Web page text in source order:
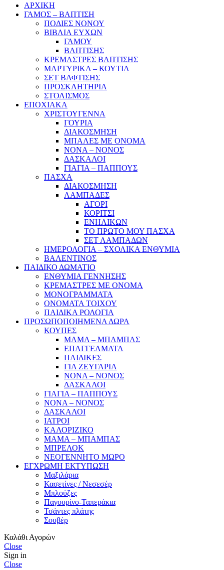
ΑΡΧΙΚΗ
ΓΑΜΟΣ – ΒΑΠΤΙΣΗ
ΠΟΔΙΕΣ ΝΟΝΟΥ
ΒΙΒΛΙΑ ΕΥΧΩΝ
ΓΑΜΟΥ
ΒΑΠΤΙΣΗΣ
ΚΡΕΜΑΣΤΡΕΣ ΒΑΠΤΙΣΗΣ
ΜΑΡΤΥΡΙΚΑ – ΚΟΥΤΙΑ
ΣΕΤ ΒΑΦΤΙΣΗΣ
ΠΡΟΣΚΛΗΤΗΡΙΑ
ΣΤΟΛΙΣΜΟΣ
ΕΠΟΧΙΑΚΑ
ΧΡΙΣΤΟΥΓΕΝΝΑ
ΓΟΥΡΙΑ
ΔΙΑΚΟΣΜΗΣΗ
ΜΠΑΛΕΣ ΜΕ ΟΝΟΜΑ
ΝΟΝΑ – ΝΟΝΟΣ
ΔΑΣΚΑΛΟΙ
ΓΙΑΓΙΑ – ΠΑΠΠΟΥΣ
ΠΑΣΧΑ
ΔΙΑΚΟΣΜΗΣΗ
ΛΑΜΠΑΔΕΣ
ΑΓΟΡΙ
ΚΟΡΙΤΣΙ
ΕΝΗΛΙΚΩΝ
ΤΟ ΠΡΩΤΟ ΜΟΥ ΠΑΣΧΑ
ΣΕΤ ΛΑΜΠΑΔΩΝ
ΗΜΕΡΟΛΟΓΙΑ – ΣΧΟΛΙΚΑ ΕΝΘΥΜΙΑ
ΒΑΛΕΝΤΙΝΟΣ
ΠΑΙΔΙΚΟ ΔΩΜΑΤΙΟ
ΕΝΘΥΜΙΑ ΓΕΝΝΗΣΗΣ
ΚΡΕΜΑΣΤΡΕΣ ΜΕ ΟΝΟΜΑ
ΜΟΝΟΓΡΑΜΜΑΤΑ
ΟΝΟΜΑΤΑ ΤΟΙΧΟΥ
ΠΑΙΔΙΚΑ ΡΟΛΟΓΙΑ
ΠΡΟΣΩΠΟΠΟΙΗΜΕΝΑ ΔΩΡΑ
ΚΟΥΠΕΣ
ΜΑΜΑ – ΜΠΑΜΠΑΣ
ΕΠΑΓΓΕΛΜΑΤΑ
ΠΑΙΔΙΚΕΣ
ΓΙΑ ΖΕΥΓΑΡΙΑ
ΝΟΝΑ – ΝΟΝΟΣ
ΔΑΣΚΑΛΟΙ
ΓΙΑΓΙΑ – ΠΑΠΠΟΥΣ
ΝΟΝΑ – ΝΟΝΟΣ
ΔΑΣΚΑΛΟΙ
ΙΑΤΡΟΙ
ΚΑΛΟΡΙΖΙΚΟ
ΜΑΜΑ – ΜΠΑΜΠΑΣ
ΜΠΡΕΛΟΚ
ΝΕΟΓΕΝΝΗΤΟ ΜΩΡΟ
ΕΓΧΡΩΜΗ ΕΚΤΥΠΩΣΗ
Μαξιλάρια
Κασετίνες / Νεσεσέρ
Μπλούζες
Παγουρίνο-Ταπεράκια
Τσάντες πλάτης
Σουβέρ
Καλάθι Αγορών
Close
Sign in
Close